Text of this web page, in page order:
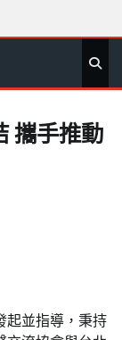
地 專
攜手推動
起並指導，秉持